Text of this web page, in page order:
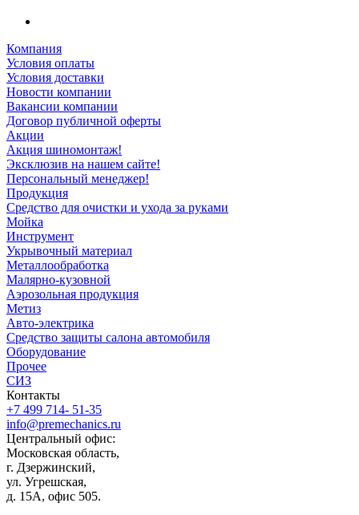
Компания
Условия оплаты
Условия доставки
Новости компании
Вакансии компании
Договор публичной оферты
Акции
Акция шиномонтаж!
Эксклюзив на нашем сайте!
Персональный менеджер!
Продукция
Средство для очистки и ухода за руками
Мойка
Инструмент
Укрывочный материал
Металлообработка
Малярно-кузовной
Аэрозольная продукция
Метиз
Авто-электрика
Средство защиты салона автомобиля
Оборудование
Прочее
СИЗ
Контакты
+7 499 714- 51-35
info@premechanics.ru
Центральный офис:
Московская область,
г. Дзержинский,
ул. Угрешская,
д. 15А, офис 505.